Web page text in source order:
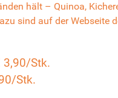
hält – Quinoa,
sind auf derWebseite
3,90/Stk.
Stk.